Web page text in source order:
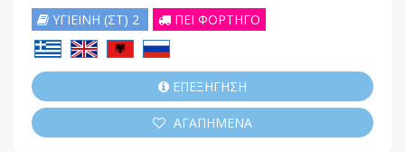
ΥΓΙΕΙΝΗ (ΣΤ) 2 ΠΕΙ ΦΟΡΤΗΓΟ
ΕΠΕΞΗΓΗΣΗ
ΑΓΑΠΗΜΕΝΑ